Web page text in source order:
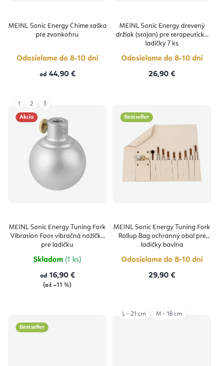
MEINL Sonic Energy Chime taška
pre zvonkohru
Odosielame do 8-10 dní
od 44,90 €
MEINL Sonic Energy drevený
držiak (stojan) pre terapeutické
ladičky 7 ks
Odosielame do 8-10 dní
26,90 €
Akcia
MEINL Sonic Energy Tuning Fork
Vibration Foot vibračná nožička
pre ladičku
Skladom (1 ks)
od 16,90 €
(až –11 %)
1 2 3
Bestseller
MEINL Sonic Energy Tuning Fork
Rollup Bag ochranný obal pre
ladičky bavlna
Odosielame do 8-10 dní
29,90 €
Bestseller
L - 21 cm M - 18 cm